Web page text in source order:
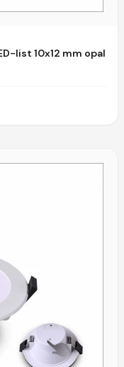
list 10x12 mm opal